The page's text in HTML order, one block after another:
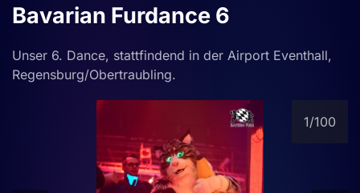
Bavarian Furdance 6
Unser 6. Dance, stattfindend in der Airport Eventhall,
Regensburg/Obertraubling.
1/100